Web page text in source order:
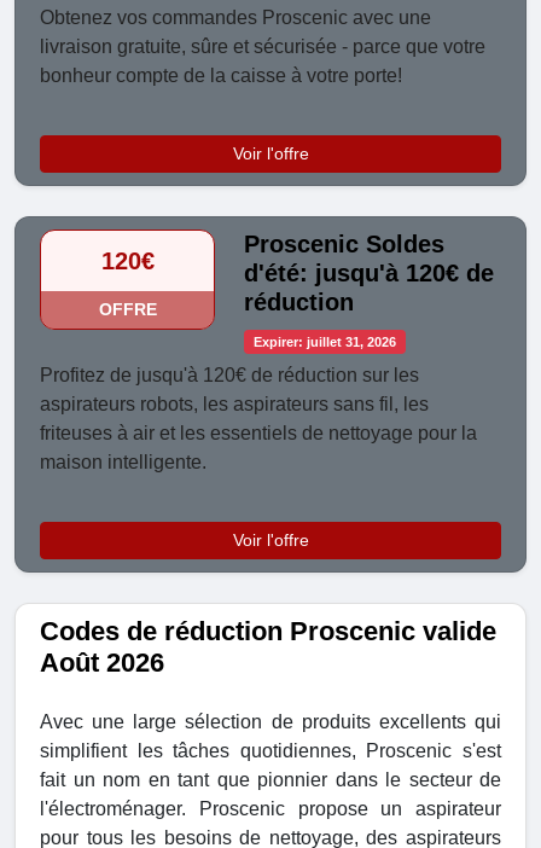
Obtenez vos commandes Proscenic avec une
livraison gratuite, sûre et sécurisée - parce que votre
bonheur compte de la caisse à votre porte!
Voir l'offre
120€
OFFRE
Proscenic Soldes
d'été: jusqu'à 120€ de
réduction
Expirer: juillet 31, 2026
Profitez de jusqu'à 120€ de réduction sur les
aspirateurs robots, les aspirateurs sans fil, les
friteuses à air et les essentiels de nettoyage pour la
maison intelligente.
Voir l'offre
Codes de réduction Proscenic valide
Août 2026
Avec une large sélection de produits excellents qui
simplifient les tâches quotidiennes, Proscenic s'est
fait un nom en tant que pionnier dans le secteur de
l'électroménager. Proscenic propose un aspirateur
pour tous les besoins de nettoyage, des aspirateurs